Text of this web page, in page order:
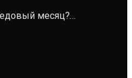
месяц?…